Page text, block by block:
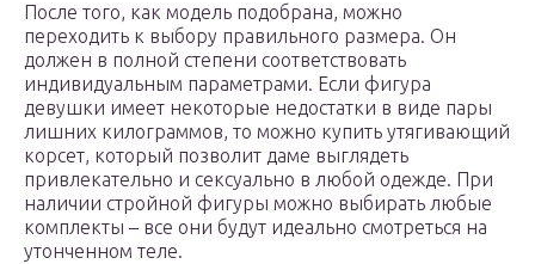
После того, как модель подобрана, можно
переходить к выбору правильного размера. Он
должен в полной степени соответствовать
индивидуальным параметрами. Если фигура
девушки имеет некоторые недостатки в виде пары
лишних килограммов, то можно купить утягивающий
корсет, который позволит даме выглядеть
привлекательно и сексуально в любой одежде. При
наличии стройной фигуры можно выбирать любые
комплекты – все они будут идеально смотреться на
утонченном теле.